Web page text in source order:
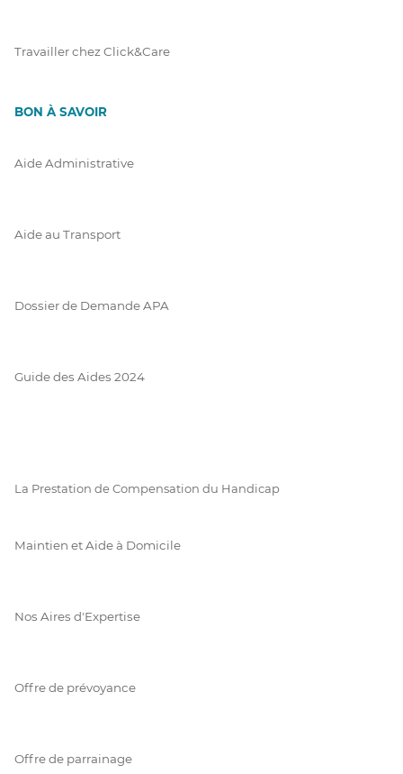
Travailler chez Click&Care
BON À SAVOIR
Aide Administrative
Aide au Transport
Dossier de Demande APA
Guide des Aides 2024
La Prestation de Compensation du Handicap
Maintien et Aide à Domicile
Nos Aires d'Expertise
Offre de prévoyance
Offre de parrainage